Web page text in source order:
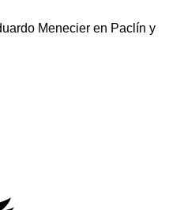
Menecier en Paclín y